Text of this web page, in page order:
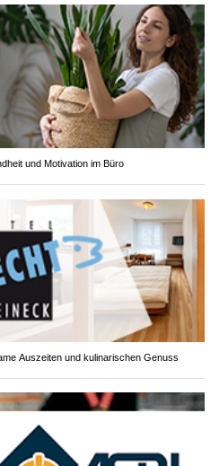
und Motivation im Büro
Auszeiten und kulinarischen Genuss